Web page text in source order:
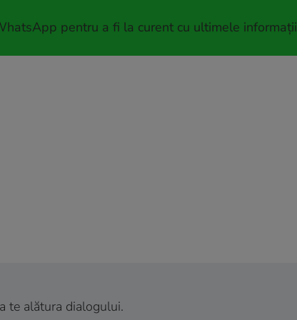
pentru a fi la curent cu ultimele informații
te alătura dialogului.